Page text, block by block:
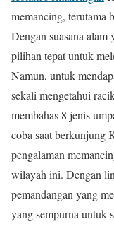
memancing, terutama
Dengan suasana
pilihan tepat untuk
Namun, untuk
sekali mengetahui
membahas 8 jenis
coba saat berkunjung
pengalaman
wilayah ini. Dengan
pemandangan yang
yang sempurna untuk